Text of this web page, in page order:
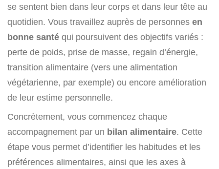
se sentent bien dans leur corps et dans leur tête au
quotidien. Vous travaillez auprès de personnes en
bonne santé qui poursuivent des objectifs variés :
perte de poids, prise de masse, regain d’énergie,
transition alimentaire (vers une alimentation
végétarienne, par exemple) ou encore amélioration
de leur estime personnelle.
Concrètement, vous commencez chaque
accompagnement par un bilan alimentaire. Cette
étape vous permet d’identifier les habitudes et les
préférences alimentaires, ainsi que les axes à